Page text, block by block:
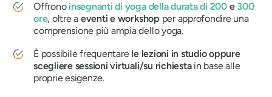
Offrono insegnanti di yoga della durata di 200e 300
ore, oltre a eventi e workshop per approfondire una
comprensione più ampia dello yoga.
È possibile frequentare le lezioni in studio oppure
scegliere sessioni virtuali/su richiestain base alle
proprie esigenze.